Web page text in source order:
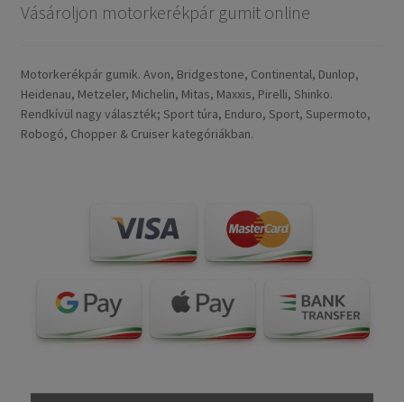
Vásároljon motorkerékpár gumit online
Motorkerékpár gumik. Avon, Bridgestone, Continental, Dunlop,
Heidenau, Metzeler, Michelin, Mitas, Maxxis, Pirelli, Shinko.
Rendkívül nagy választék; Sport túra, Enduro, Sport, Supermoto,
Robogó, Chopper & Cruiser kategóriákban.